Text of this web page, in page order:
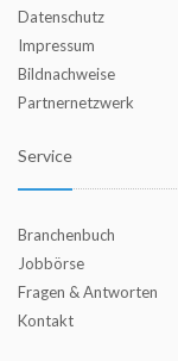
Datenschutz
Impressum
Bildnachweise
Partnernetzwerk
Service
Branchenbuch
Jobbörse
Fragen & Antworten
Kontakt